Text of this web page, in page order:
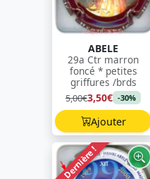
ABELE
29a Ctr marron
foncé * petites
griffures /brds
5,00€3,50€ -30%
Ajouter
Dernière !